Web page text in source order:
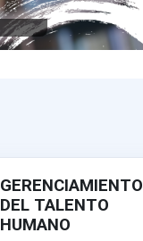
GERENCIAMIENTO
DEL TALENTO
HUMANO